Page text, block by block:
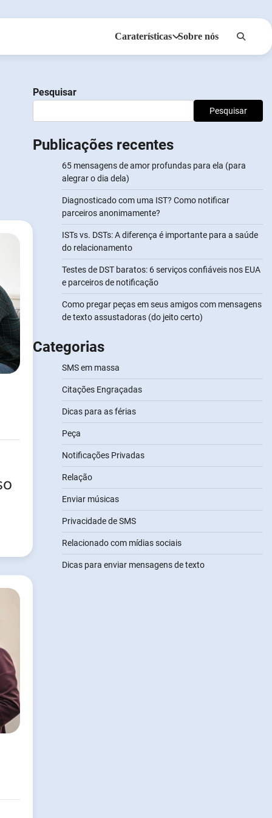
Caraterísticas Sobre nós
Pesquisar
Pesquisar
Publicações recentes
65 mensagens de amor profundas para ela (para
alegrar o dia dela)
Diagnosticado com uma IST? Como notificar
parceiros anonimamente?
ISTs vs. DSTs: A diferença é importante para a saúde
do relacionamento
Testes de DST baratos: 6 serviços confiáveis nos EUA
e parceiros de notificação
Como pregar peças em seus amigos com mensagens
de texto assustadoras (do jeito certo)
Categorias
SMS em massa
Citações Engraçadas
Dicas para as férias
Peça
Notificações Privadas
Relação
Enviar músicas
Privacidade de SMS
Relacionado com mídias sociais
Dicas para enviar mensagens de texto